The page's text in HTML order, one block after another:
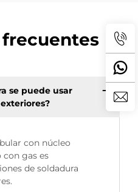
se puede usar
con núcleo
gas es
de soldadura